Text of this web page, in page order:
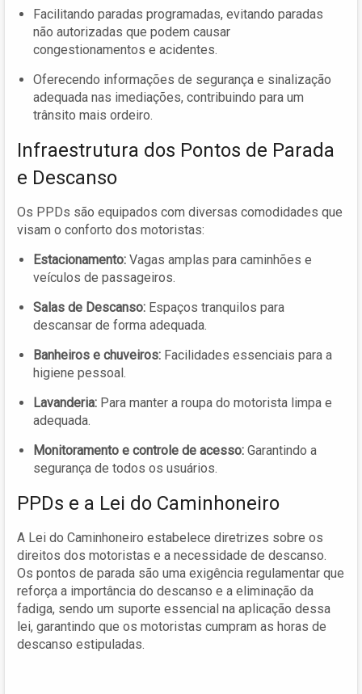
Facilitando paradas programadas, evitando paradas
não autorizadas que podem causar
congestionamentos e acidentes.
Oferecendo informações de segurança e sinalização
adequada nas imediações, contribuindo para um
trânsito mais ordeiro.
Infraestrutura dos Pontos de Parada
e Descanso
Os PPDs são equipados com diversas comodidades que
visam o conforto dos motoristas:
Estacionamento: Vagas amplas para caminhões e
veículos de passageiros.
Salas de Descanso: Espaços tranquilos para
descansar de forma adequada.
Banheiros e chuveiros: Facilidades essenciais para a
higiene pessoal.
Lavanderia: Para manter a roupa do motorista limpa e
adequada.
Monitoramento e controle de acesso: Garantindo a
segurança de todos os usuários.
PPDs e a Lei do Caminhoneiro
A Lei do Caminhoneiro estabelece diretrizes sobre os
direitos dos motoristas e a necessidade de descanso.
Os pontos de parada são uma exigência regulamentar que
reforça a importância do descanso e a eliminação da
fadiga, sendo um suporte essencial na aplicação dessa
lei, garantindo que os motoristas cumpram as horas de
descanso estipuladas.